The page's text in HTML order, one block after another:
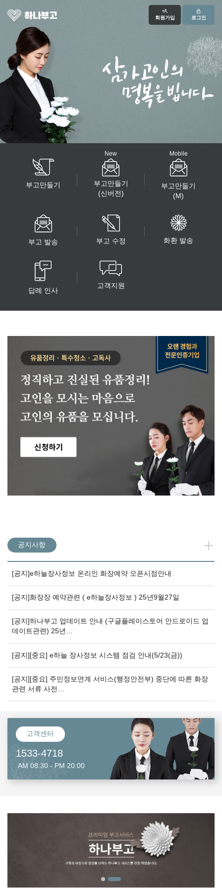
회원가입 로그인
부고만들기
New
부고만들기
(신버전)
Mobile
부고만들기
(M)
부고 발송 부고 수정 화환 발송
답례 인사
고객지원
공지사항
[공지]e하늘장사정보 온리인 화장예약 오픈시점안내
[공지]화장장 예약관련 ( e하늘장사정보 ) 25년9월27일
[공지]하나부고 업데이트 안내 (구글플레이스토어 안드로이드 업
데이트관련) 25년…
[공지][중요] e하늘 장사정보 시스템 점검 안내(5/23(금))
[공지][중요] 주민정보연계 서비스(행정안전부) 중단에 따른 화장
관련 서류 사전…
고객센터
1533-4718
AM 08:30 - PM 20:00